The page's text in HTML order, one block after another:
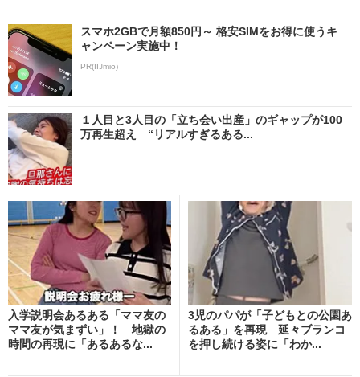
スマホ2GBで月額850円～ 格安SIMをお得に使うキ
ャンペーン実施中！
PR(IIJmio)
１人目と3人目の「立ち会い出産」のギャップが100
万再生超え “リアルすぎるある...
入学説明会あるある「ママ友の
ママ友が気まずい」！ 地獄の
時間の再現に「あるあるな...
3児のパパが「子どもとの公園あ
るある」を再現 延々ブランコ
を押し続ける姿に「わか...